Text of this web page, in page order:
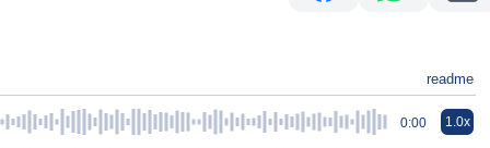
readme
0:00 1.0x